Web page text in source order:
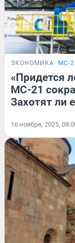
ЭКОНОМИКА МС-
«Придется
МС-21
Захотят ли
16 ноября, 2025,